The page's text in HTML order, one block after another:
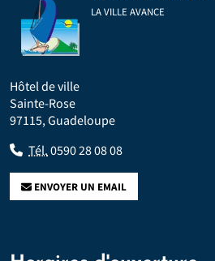
LA VILLE AVANCE
Hôtel de ville
Sainte-Rose
97115, Guadeloupe
Tél.0590 28 08 08
ENVOYER UN EMAIL